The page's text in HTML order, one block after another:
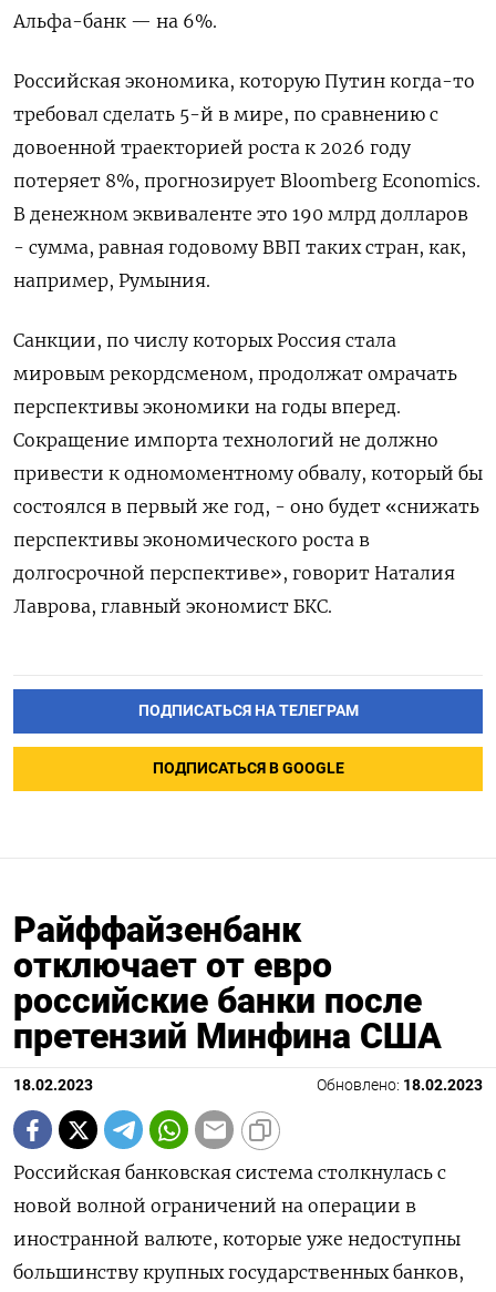
Альфа-банк — на 6%.
Российская экономика, которую Путин когда-то
требовал сделать 5-й в мире, по сравнению с
довоенной траекторией роста к 2026 году
потеряет 8%, прогнозирует Bloomberg Economics.
В денежном эквиваленте это 190 млрд долларов
- сумма, равная годовому ВВП таких стран, как,
например, Румыния.
Санкции, по числу которых Россия стала
мировым рекордсменом, продолжат омрачать
перспективы экономики на годы вперед.
Сокращение импорта технологий не должно
привести к одномоментному обвалу, который бы
состоялся в первый же год, - оно будет «снижать
перспективы экономического роста в
долгосрочной перспективе», говорит Наталия
Лаврова, главный экономист БКС.
ПОДПИСАТЬСЯ НА ТЕЛЕГРАМ
ПОДПИСАТЬСЯ В GOOGLE
Райффайзенбанк
отключает от евро
российские банки после
претензий Минфина США
18.02.2023 Обновлено: 18.02.2023
Российская банковская система столкнулась с
новой волной ограничений на операции в
иностранной валюте, которые уже недоступны
большинству крупных государственных банков,